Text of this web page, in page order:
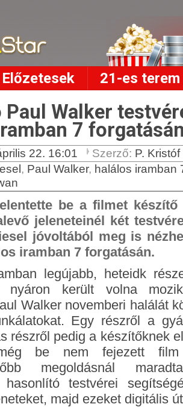
Előzetesek 21-es terem
Paul Walker
7
22. 16:01 Szerző: P. Kristóf
, Paul Walker, halálos iramban
be a filmet
jeleneteinél két
jóvoltából meg is
iramban 7 forgatásán.
legújabb, heteidk
nyáron került volna
Walker novemberi halálát
Egy részről a
részről pedig a készítőknek
be nem fejezett
megoldásnál
hasonlító testvérei
majd ezeket digitális